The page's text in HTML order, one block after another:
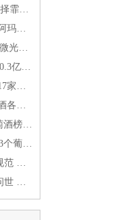
行业 | 蒂维妮加入Ethica Wines集团 将与择霏罗共拓中国市场
法定产区 | 优雅平衡品质卓越 2021年份阿玛罗尼Amarone全球预品会落幕
意酒网2026新年寄语：于变局中相拥 向微光而前行
数据 | 意大利起泡酒2025持续走强装瓶10.3亿瓶 普罗塞克风靡全球
酒庄游 | 意大利2026酒庄旅游指南发布 17家葡萄酒博物馆别错过
趋势 | 意大利圣诞酒饮市场 啤酒与葡萄酒各自精彩
榜单 | Liv-Ex2025百大醉具投资价值葡萄酒榜单发布 20款意酒入选
商业 | 米其林将发布2026酒庄指南 用 1-3个葡萄串为部分酒庄评级
法规 | 欧盟发布无醇和低醇葡萄酒标注规范 无醇酒可以被种出来吗
趋势 | 首款瓶中二次发酵的无醇起泡酒问世 意大利酿酒师用特种酵母开创历史